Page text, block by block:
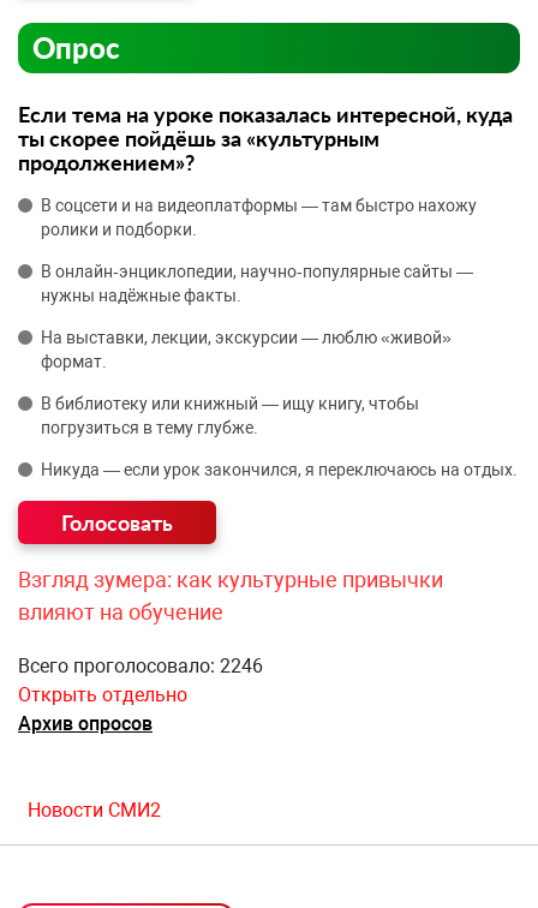
Опрос
Если тема на уроке показалась интересной, куда
ты скорее пойдёшь за «культурным
продолжением»?
В соцсети и на видеоплатформы — там быстро нахожу
ролики и подборки.
В онлайн‑энциклопедии, научно‑популярные сайты —
нужны надёжные факты.
На выставки, лекции, экскурсии — люблю «живой»
формат.
В библиотеку или книжный — ищу книгу, чтобы
погрузиться в тему глубже.
Никуда — если урок закончился, я переключаюсь на отдых.
Взгляд зумера: как культурные привычки
влияют на обучение
Всего проголосовало: 2246
Открыть отдельно
Архив опросов
Новости СМИ2